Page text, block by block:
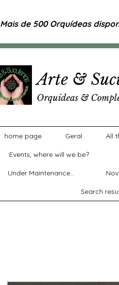
Mais de 500 Orquídeas
Arte &
Orquídeas &
home page Geral All
Events, where will we be?
Under Maintenance...
Search